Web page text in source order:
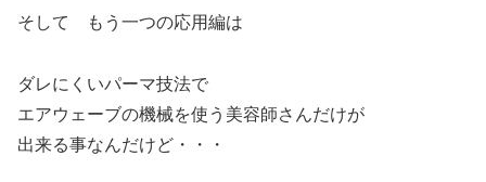
そして もう一つの応用編は
ダレにくいパーマ技法で
エアウェーブの機械を使う美容師さんだけが
出来る事なんだけど・・・